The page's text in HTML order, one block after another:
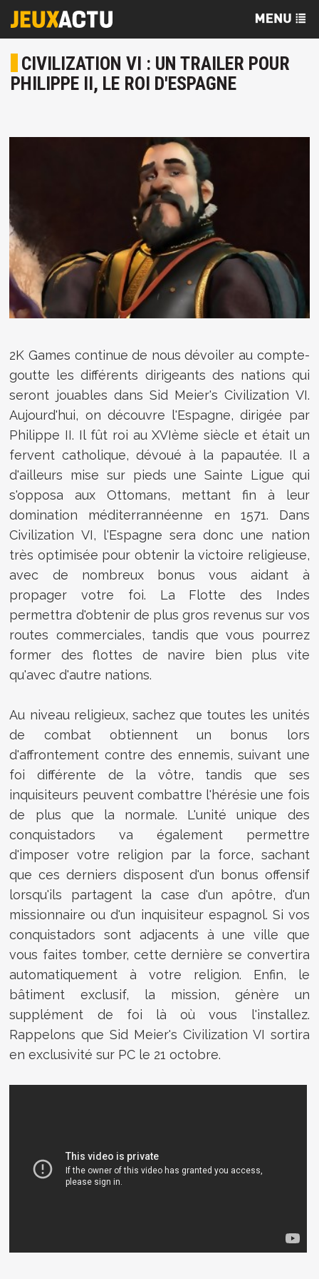
CIVILIZATION VI : UN TRAILER POUR
PHILIPPE II, LE ROI D'ESPAGNE
2K Games continue de nous dévoiler au compte-
goutte les différents dirigeants des nations qui
seront jouables dans Sid Meier's Civilization VI.
Aujourd'hui, on découvre l'Espagne, dirigée par
Philippe II. Il fût roi au XVIème siècle et était un
fervent catholique, dévoué à la papautée. Il a
d'ailleurs mise sur pieds une Sainte Ligue qui
s'opposa aux Ottomans, mettant fin à leur
domination méditerrannéenne en 1571. Dans
Civilization VI, l'Espagne sera donc une nation
très optimisée pour obtenir la victoire religieuse,
avec de nombreux bonus vous aidant à
propager votre foi. La Flotte des Indes
permettra d'obtenir de plus gros revenus sur vos
routes commerciales, tandis que vous pourrez
former des flottes de navire bien plus vite
qu'avec d'autre nations.
Au niveau religieux, sachez que toutes les unités
de combat obtiennent un bonus lors
d'affrontement contre des ennemis, suivant une
foi différente de la vôtre, tandis que ses
inquisiteurs peuvent combattre l'hérésie une fois
de plus que la normale. L'unité unique des
conquistadors va également permettre
d'imposer votre religion par la force, sachant
que ces derniers disposent d'un bonus offensif
lorsqu'ils partagent la case d'un apôtre, d'un
missionnaire ou d'un inquisiteur espagnol. Si vos
conquistadors sont adjacents à une ville que
vous faites tomber, cette dernière se convertira
automatiquement à votre religion. Enfin, le
bâtiment exclusif, la mission, génère un
supplément de foi là où vous l'installez.
Rappelons que Sid Meier's Civilization VI sortira
en exclusivité sur PC le 21 octobre.